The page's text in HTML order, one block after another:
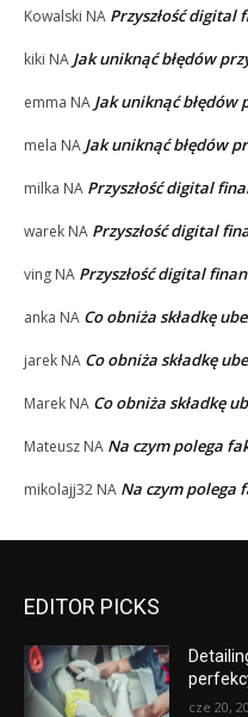
Kowalski NA Przyszłość digital
kiki NA Jak uniknąć błędów
emma NA Jak uniknąć
mela NA Jak uniknąć błędów
milka NA Przyszłość digital
warek NA Przyszłość digital
ving NA Przyszłość digital
anka NA Co obniża składkę
jarek NA Co obniża składkę
Marek NA Co obniża składkę
Mateusz NA Na czym polega
mikolajj32 NA Na czym polega
EDITOR PICKS
cze 20,